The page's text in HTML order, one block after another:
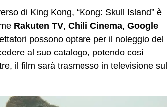
di King Kong, “Kong: Skull Island” è
Rakuten TV, Chili Cinema, Google
possono optare per il noleggio del
al suo catalogo, potendo così
il film sarà trasmesso in televisione sul